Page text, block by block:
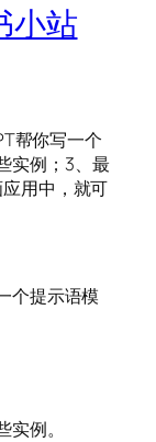
小站
帮你写一个
实例；3、最
用中，就可
个提示语模
例。